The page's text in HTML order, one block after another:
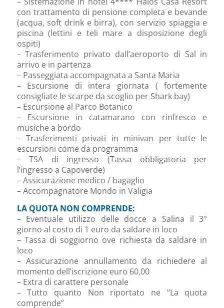
con trattamento di pensione completa e bevande
(acqua, soft drink e birra), con servizio spiaggia e
piscina (lettini e teli mare a disposizione degli
ospiti)
– Trasferimento privato dall’aeroporto di Sal in
arrivo e in partenza
– Passeggiata accompagnata a Santa Maria
– Escursione di intera giornata ( fortemente
consigliate le scarpe da scoglio per Shark bay)
– Escursione al Parco Botanico
– Escursione in catamarano con rinfresco e
musiche a bordo
– Trasferimenti privati in minivan per tutte le
escursioni come da programma
– TSA di ingresso (Tassa obbligatoria per
l’ingresso a Capoverde)
– Assicurazione medico / bagaglio
– Accompagnatore Mondo in Valigia
LA QUOTA NON COMPRENDE:
– Eventuale utilizzo delle docce a Salina il 3°
giorno al costo di 1 euro da saldare in loco
– Tassa di soggiorno ove richiesta da saldare in
loco
– Assicurazione annullamento da richiedere al
momento dell’iscrizione euro 60,00
– Extra di carattere personale
– Tutto quanto Non riportato ne “La quota
comprende”